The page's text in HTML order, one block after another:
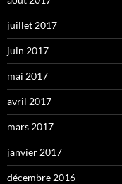
juillet 2017
juin 2017
mai 2017
avril 2017
mars 2017
janvier 2017
décembre 2016